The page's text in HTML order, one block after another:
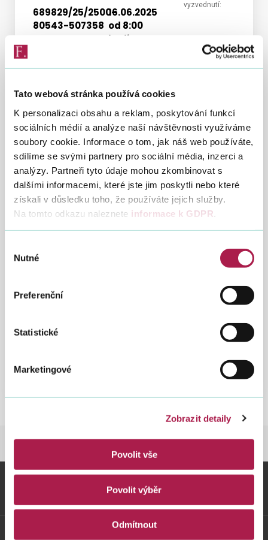
Tato webová stránka používá cookies
K personalizaci obsahu a reklam, poskytování funkcí
sociálních médií a analýze naší návštěvnosti využíváme
soubory cookie. Informace o tom, jak náš web používáte,
sdílíme se svými partnery pro sociální média, inzerci a
analýzy. Partneři tyto údaje mohou zkombinovat s
dalšími informacemi, které jste jim poskytli nebo které
získali v důsledku toho, že používáte jejich služby.
Na tomto odkazu naleznete informace k GDPR
souhlasu
Nutné
Preferenční
Statistické
Marketingové
Zobrazit detaily
Povolit vše
Povolit výběr
Odmítnout
689829/25/2500-
80543-507358
210 370,00
Dražební jistota
,00 Kč
16.06.2025
od 8:00
hodin
vyzvednutí:
Stručný popis dražby
PDF
DRAŽBY FINANČNÍ SPRÁVY
Vybrané informace